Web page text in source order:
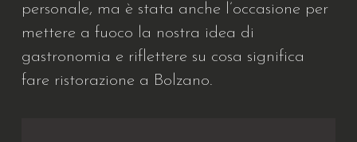
personale, ma è stata anche l’occasione per
mettere a fuoco la nostra idea di
gastronomia e riflettere su cosa significa
fare ristorazione a Bolzano.